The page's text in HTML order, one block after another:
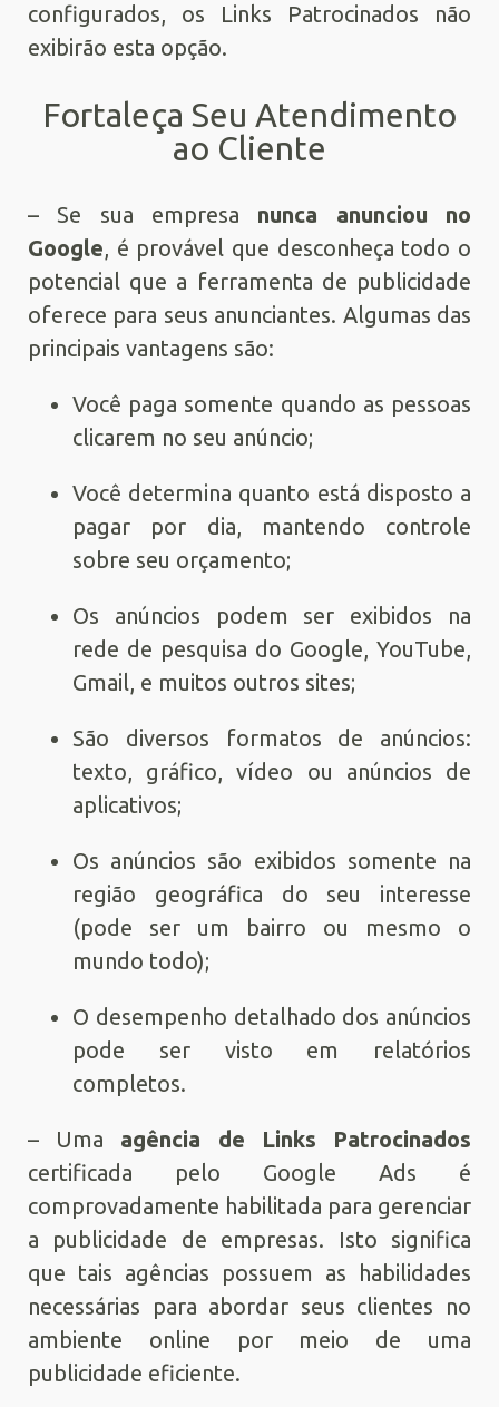
configurados, os Links Patrocinados não
exibirão esta opção.
Fortaleça Seu Atendimento
ao Cliente
– Se sua empresa nunca anunciou no
Google, é provável que desconheça todo o
potencial que a ferramenta de publicidade
oferece para seus anunciantes. Algumas das
principais vantagens são:
Você paga somente quando as pessoas
clicarem no seu anúncio;
Você determina quanto está disposto a
pagar por dia, mantendo controle
sobre seu orçamento;
Os anúncios podem ser exibidos na
rede de pesquisa do Google, YouTube,
Gmail, e muitos outros sites;
São diversos formatos de anúncios:
texto, gráfico, vídeo ou anúncios de
aplicativos;
Os anúncios são exibidos somente na
região geográfica do seu interesse
(pode ser um bairro ou mesmo o
mundo todo);
O desempenho detalhado dos anúncios
pode ser visto em relatórios
completos.
– Uma agência de Links Patrocinados
certificada pelo Google Ads é
comprovadamente habilitada para gerenciar
a publicidade de empresas. Isto significa
que tais agências possuem as habilidades
necessárias para abordar seus clientes no
ambiente online por meio de uma
publicidade eficiente.